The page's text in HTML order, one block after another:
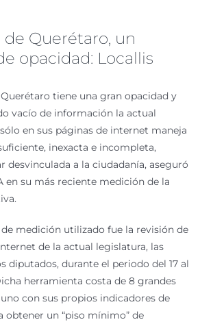
de Querétaro, un
opacidad: Locallis
tiene una gran opacidad y
vacío de información la actual
en sus páginas de internet maneja
inexacta e incompleta,
desvinculada a la ciudadanía, aseguró
en su más reciente medición de la
medición utilizado fue la revisión de
de la actual legislatura, las
diputados, durante el periodo del 17 al
herramienta costa de 8 grandes
con sus propios indicadores de
obtener un “piso mínimo” de